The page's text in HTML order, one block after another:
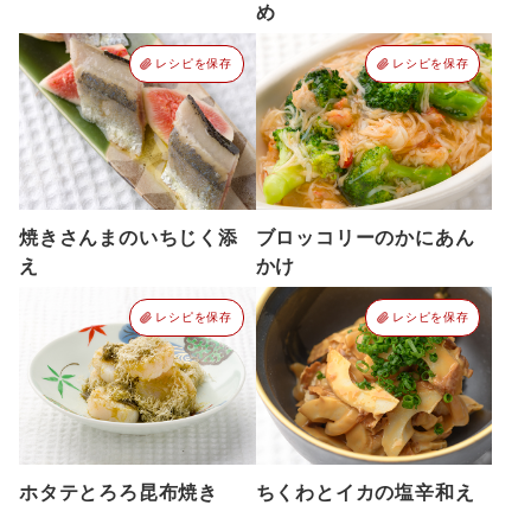
め
レシピを保存
焼きさんまのいちじく添
え
レシピを保存
ブロッコリーのかにあん
かけ
レシピを保存
ホタテとろろ昆布焼き
レシピを保存
ちくわとイカの塩辛和え